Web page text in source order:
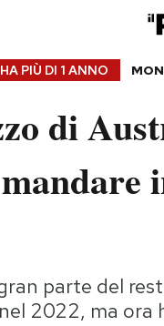
PIÙ DI 1 ANNO
di
parte del
2022, ma ora